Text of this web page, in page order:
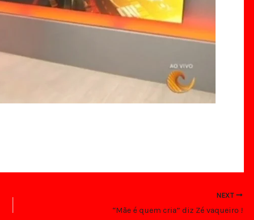
NEXT
“Mãe é quem cria” diz Zé vaqueiro !